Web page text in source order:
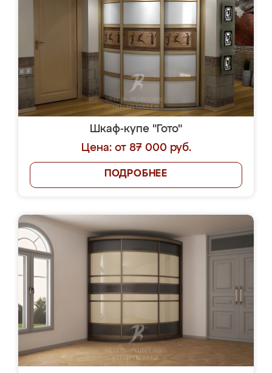
Шкаф-купе "Гото"
Цена: от 87 000 руб.
ПОДРОБНЕЕ